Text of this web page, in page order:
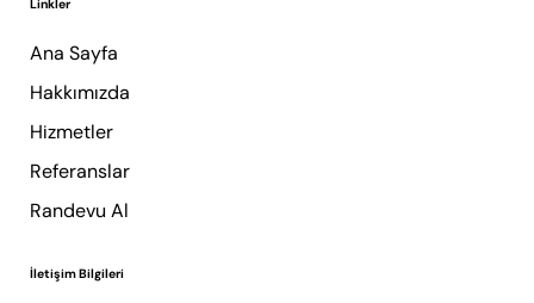
İletişim Bilgileri
Linkler
Ana Sayfa
Hakkımızda
Hizmetler
Referanslar
Randevu Al